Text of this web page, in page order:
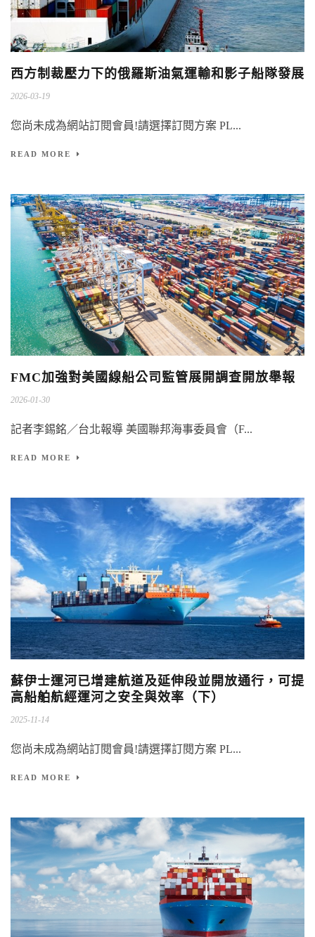
西方制裁壓力下的俄羅斯油氣運輸和影子船隊發展
2026-03-19
您尚未成為網站訂閱會員!請選擇訂閱方案 PL...
READ MORE
FMC加強對美國線船公司監管展開調查開放舉報
2026-01-30
記者李錫銘／台北報導 美國聯邦海事委員會（F...
READ MORE
蘇伊士運河已增建航道及延伸段並開放通行，可提
高船舶航經運河之安全與效率（下）
2025-11-14
您尚未成為網站訂閱會員!請選擇訂閱方案 PL...
READ MORE